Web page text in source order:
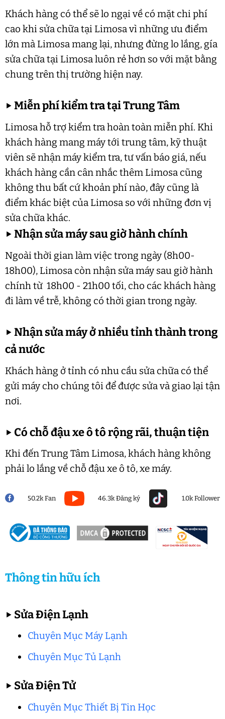
Khách hàng có thể sẽ lo ngại về có mặt chi phí
cao khi sửa chữa tại Limosa vì những ưu điểm
lớn mà Limosa mang lại, nhưng đừng lo lắng, gía
sửa chữa tại Limosa luôn rẻ hơn so với mặt bằng
chung trên thị trường hiện nay.
▶Miễn phí kiểm tra tại Trung Tâm
Limosa hỗ trợ kiểm tra hoàn toàn miễn phí. Khi
khách hàng mang máy tới trung tâm, kỹ thuật
viên sẽ nhận máy kiểm tra, tư vấn báo giá, nếu
khách hàng cần cân nhắc thêm Limosa cũng
không thu bất cứ khoản phí nào, đây cũng là
điểm khác biệt của Limosa so với những đơn vị
sửa chữa khác.
▶Nhận sửa máy sau giờ hành chính
Ngoài thời gian làm việc trong ngày (8h00-
18h00), Limosa còn nhận sửa máy sau giờ hành
chính từ 18h00 - 21h00 tối, cho các khách hàng
đi làm về trễ, không có thời gian trong ngày.
▶Nhận sửa máy ở nhiều tỉnh thành trong
cả nước
Khách hàng ở tỉnh có nhu cầu sửa chữa có thể
gửi máy cho chúng tôi để được sửa và giao lại tận
nơi.
▶ Có chỗ đậu xe ô tô rộng rãi, thuận tiện
Khi đến Trung Tâm Limosa, khách hàng không
phải lo lắng về chỗ đậu xe ô tô, xe máy.
50.2k Fan 46.3k Đăng ký 1.0k Follower
Thông tin hữu ích
▶ Sửa Điện Lạnh
Chuyên Mục Máy Lạnh
Chuyên Mục Tủ Lạnh
▶ Sửa Điện Tử
Chuyên Mục Thiết Bị Tin Học